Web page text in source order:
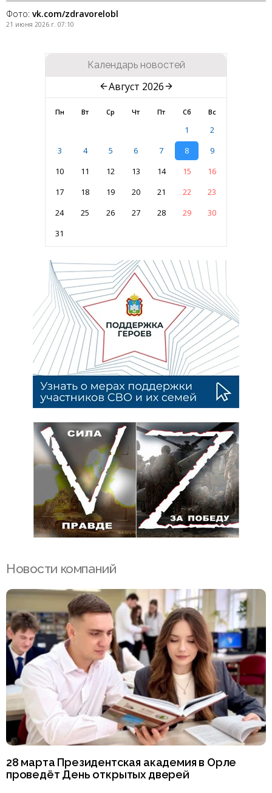
Фото: vk.com/zdravorelobl
21 июня 2026 г. 07:10
Календарь новостей
Август 2026
Пн Вт Ср Чт Пт Сб Вс
1
2
3
4 5 6 7 8
9
10
11 12 13 14 15
16
17
18 19 20 21 22
23
24
25 26 27 28 29
30
31
Новости компаний
28 марта Президентская академия в Орле
проведёт День открытых дверей